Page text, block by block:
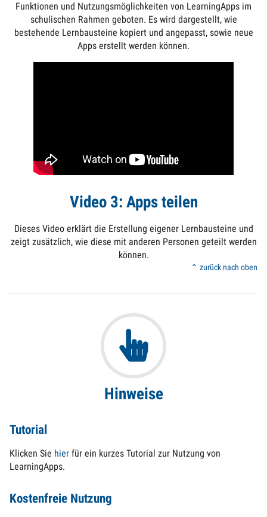
Funktionen und Nutzungsmöglichkeiten von LearningApps im
schulischen Rahmen geboten. Es wird dargestellt, wie
bestehende Lernbausteine kopiert und angepasst, sowie neue
Apps erstellt werden können.
Video 3: Apps teilen
Dieses Video erklärt die Erstellung eigener Lernbausteine und
zeigt zusätzlich, wie diese mit anderen Personen geteilt werden
können.
⌃ zurück nach oben
Hinweise
Tutorial
Klicken Sie hier für ein kurzes Tutorial zur Nutzung von
LearningApps.
Kostenfreie Nutzung